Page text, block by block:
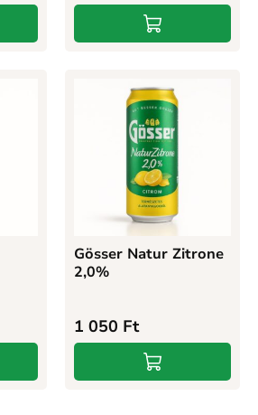
Gösser Natur Zitrone
2,0%
1 050 Ft